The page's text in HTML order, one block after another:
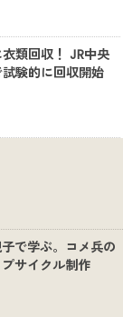
類回収！ JR中央
験的に回収開始
で学ぶ。コメ兵の
サイクル制作